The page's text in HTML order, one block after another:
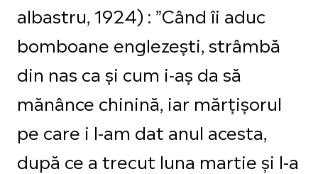
albastru, 1924) : ”Când îi aduc
bomboane englezești, strâmbă
din nas ca și cum i-aș da să
mănânce chinină, iar mărțișorul
pe care i l-am dat anul acesta,
după ce a trecut luna martie și l-a